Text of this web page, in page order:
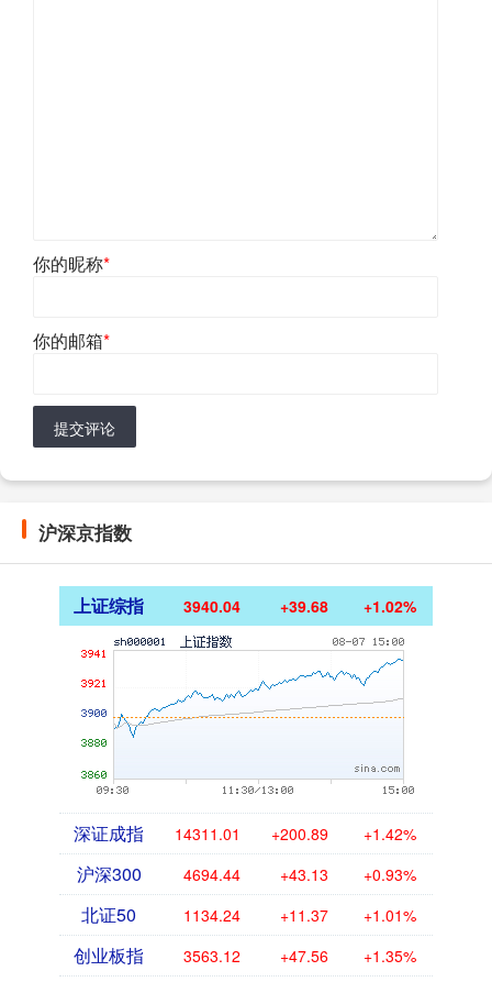
你的昵称*
你的邮箱*
提交评论
沪深京指数
上证综指 3940.04 +39.68 +1.02%
深证成指 14311.01 +200.89 +1.42%
沪深300 4694.44 +43.13 +0.93%
北证50 1134.24 +11.37 +1.01%
创业板指 3563.12 +47.56 +1.35%